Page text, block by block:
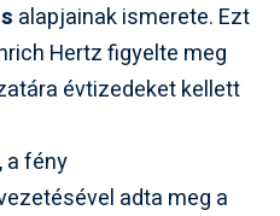
alapjainak ismerete. Ezt
Hertz figyelte meg
évtizedeket kellett
a fény
adta meg a